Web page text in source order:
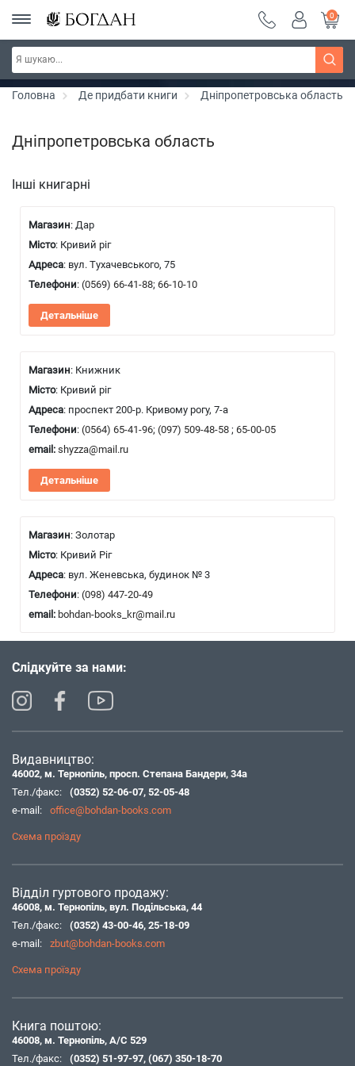
Серія "Вандербікери" ~ знижка 25%
0
Головна Де придбати книги Дніпропетровська область
Дніпропетровська область
Інші книгарні
Магазин: Дар
Місто: Кривий ріг
Адреса: вул. Тухачевського, 75
Телефони: (0569) 66-41-88; 66-10-10
Детальніше
Магазин: Книжник
Місто: Кривий ріг
Адреса: проспект 200-р. Кривому рогу, 7-а
Телефони: (0564) 65-41-96; (097) 509-48-58 ; 65-00-05
email: shyzza@mail.ru
Детальніше
Магазин: Золотар
Місто: Кривий Ріг
Адреса: вул. Женевська, будинок № 3
Телефони: (098) 447-20-49
email: bohdan-books_kr@mail.ru
Слідкуйте за нами:
Видавництво:
46002, м. Тернопіль, просп. Степана Бандери, 34а
Тел./факс:
(0352) 52-06-07, 52-05-48
e-mail:
office@bohdan-books.com
Схема проїзду
Відділ гуртового продажу:
46008, м. Тернопіль, вул. Подільська, 44
Тел./факс:
(0352) 43-00-46, 25-18-09
e-mail:
zbut@bohdan-books.com
Схема проїзду
Книга поштою:
46008, м. Тернопіль, А/С 529
Тел./факс:
(0352) 51-97-97, (067) 350-18-70